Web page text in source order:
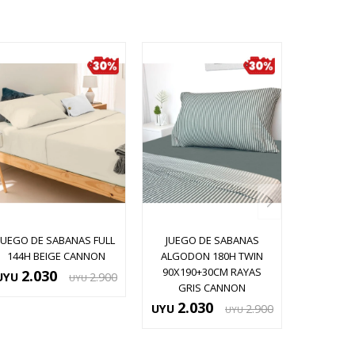
DE SABANAS FULL
144H BEIGE CANNON
2.030 UYU 2.900
JUEGO DE SABANAS
ALGODON 180H TWIN
90X190+30CM RAYAS
GRIS CANNON
UYU 2.030 UYU 2.900